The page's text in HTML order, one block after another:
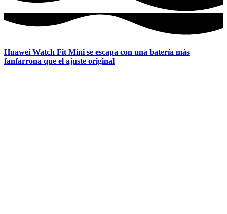
Huawei Watch Fit Mini se escapa con una batería más
fanfarrona que el ajuste original